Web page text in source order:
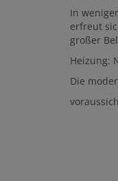
In
erfreut
großer
Heizung:
Die